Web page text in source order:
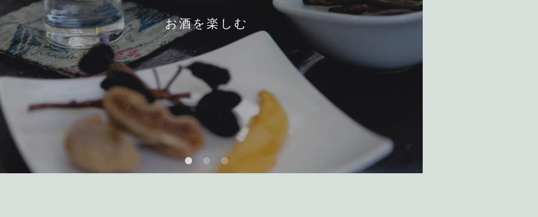
お酒を楽しむ
香りも楽しむ